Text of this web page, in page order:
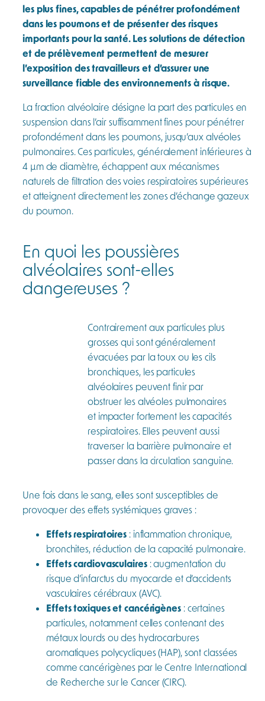
les plus fines, capables de pénétrer profondément
dans les poumons et de présenter des risques
importants pour la santé. Les solutions de détection
et de prélèvement permettent de mesurer
l’exposition des travailleurs et d’assurer une
surveillance fiable des environnements à risque.
La fraction alvéolaire désigne la part des particules en
suspension dans l’air suffisamment fines pour pénétrer
profondément dans les poumons, jusqu’aux alvéoles
pulmonaires. Ces particules, généralement inférieures à
4 µm de diamètre, échappent aux mécanismes
naturels de filtration des voies respiratoires supérieures
et atteignent directement les zones d’échange gazeux
du poumon.
En quoi les poussières
alvéolaires sont-elles
dangereuses ?
Contrairement aux particules plus
grosses qui sont généralement
évacuées par la toux ou les cils
bronchiques, les particules
alvéolaires peuvent finir par
obstruer les alvéoles pulmonaires
et impacter fortement les capacités
respiratoires. Elles peuvent aussi
traverser la barrière pulmonaire et
passer dans la circulation sanguine.
Une fois dans le sang, elles sont susceptibles de
provoquer des effets systémiques graves :
Effets respiratoires : inflammation chronique,
bronchites, réduction de la capacité pulmonaire.
Effets cardiovasculaires: augmentation du
risque d’infarctus du myocarde et d’accidents
vasculaires cérébraux (AVC).
Effets toxiques et cancérigènes: certaines
particules, notamment celles contenant des
métaux lourds ou des hydrocarbures
aromatiques polycycliques (HAP), sont classées
comme cancérigènes par le Centre International
de Recherche sur le Cancer (CIRC).